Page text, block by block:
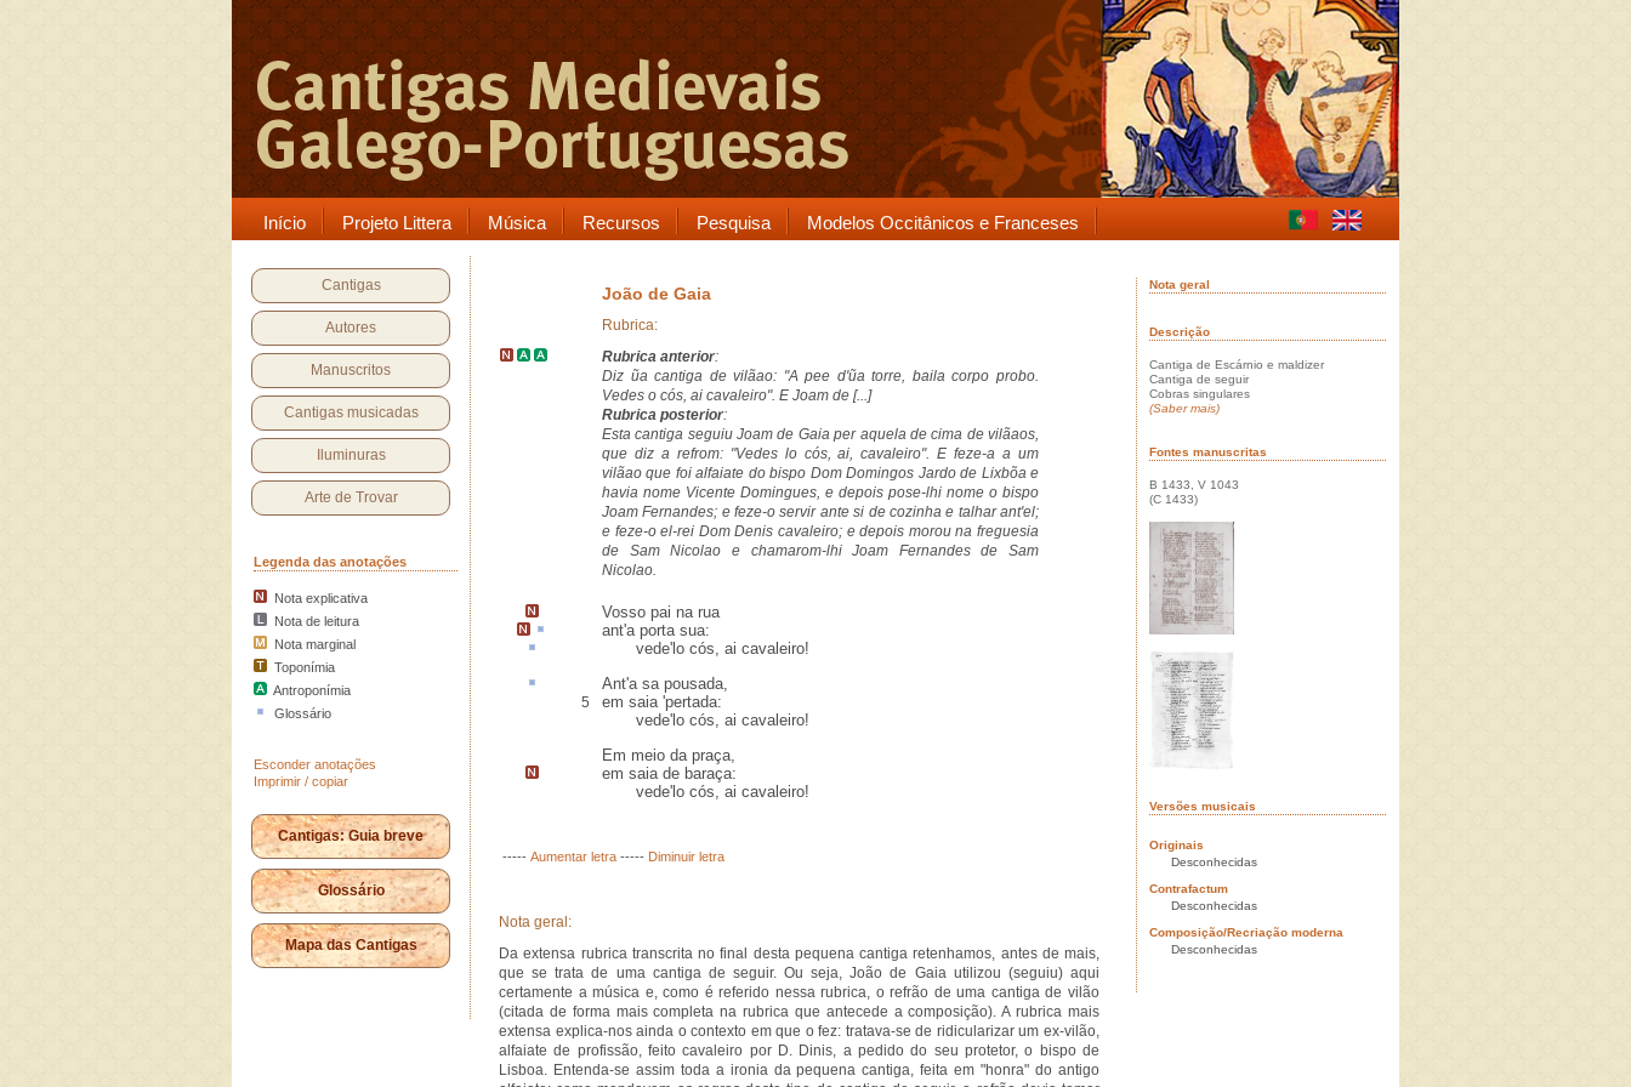
Início Projeto Littera Música Recursos Pesquisa Modelos Occitânicos e Franceses
Cantigas
Autores
Manuscritos
Cantigas musicadas
Iluminuras
Arte de Trovar
Legenda das anotações
Nota explicativa
Nota de leitura
Nota marginal
Toponímia
Antroponímia
Glossário
Esconder anotações
Imprimir / copiar
Cantigas: Guia breve
Glossário
Mapa das Cantigas
João de Gaia
Rubrica:
Rubrica anterior:
Diz ũa cantiga de vilãao: "A pee d'ũa torre, bailacorpo probo.
Vedes o cós, ai cavaleiro". E Joam de [...]
Rubrica posterior:
Esta cantiga seguiu Joam de Gaia per aquela de cima de vilãaos,
que diz a refrom: "Vedes lo cós, ai, cavaleiro". E feze-a a um
vilãao que foi alfaiate do bispo Dom Domingos Jardode Lixbõa e
havia nome Vicente Domingues, e depois pose-lhi nome o bispo
Joam Fernandes; e feze-o servir ante si de cozinha e talhar ant'el;
e feze-o el-rei Dom Denis cavaleiro; e depois morou na freguesia
de Sam Nicolao e chamarom-lhiJoam Fernandes de Sam
Nicolao.
Vosso pai na rua
ant'a porta sua:
vede'lo cós, ai cavaleiro!
Ant'a sa pousada,
5
em saia 'pertada:
vede'lo cós, ai cavaleiro!
Em meio da praça,
em saia de baraça:
vede'lo cós, ai cavaleiro!
----- Aumentar letra ----- Diminuir letra
Nota geral:
Da extensa rubrica transcrita no final desta pequena cantiga retenhamos, antes de mais,
que se trata de uma cantiga de seguir. Ou seja, João de Gaia utilizou (seguiu) aqui
certamente a música e, como é referido nessa rubrica, o refrão de uma cantiga de vilão
(citada de forma mais completa na rubrica que antecede a composição). A rubrica mais
extensa explica-nos ainda o contexto em que o fez: tratava-se de ridicularizar um ex-vilão,
alfaiate de profissão, feito cavaleiro por D. Dinis, a pedido do seu protetor, o bispo de
Lisboa. Entenda-se assim toda a ironia da pequena cantiga, feita em "honra" do antigo
Nota geral
Descrição
Cantiga de Escárnio e maldizer
Cantiga de seguir
Cobras singulares
(Saber mais)
Fontes manuscritas
B 1433, V 1043
(C 1433)
Versões musicais
Originais
Desconhecidas
Contrafactum
Desconhecidas
Composição/Recriação moderna
Desconhecidas